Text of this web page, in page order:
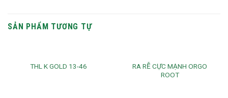
SẢN PHẨM TƯƠNG TỰ
THL K GOLD 13-46
RA RỄ CỰC MẠNH ORGO
ROOT